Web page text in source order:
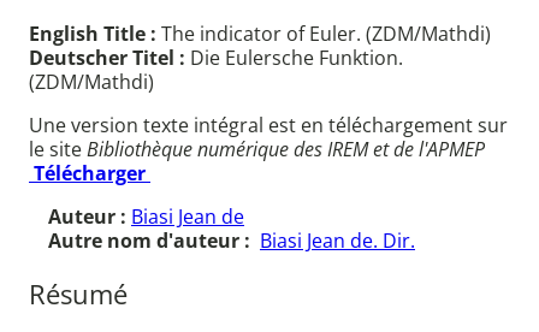
English Title : The indicator of Euler. (ZDM/Mathdi)
Deutscher Titel : Die Eulersche Funktion.
(ZDM/Mathdi)
Une version texte intégral est en téléchargement sur
le siteBibliothèque numérique des IREM et de l'APMEP
Télécharger
Auteur : Biasi Jean de
Autre nom d'auteur : Biasi Jean de. Dir.
Résumé